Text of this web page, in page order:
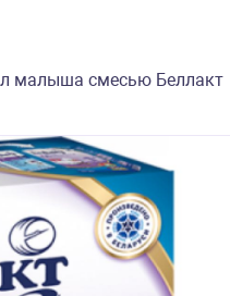
малыша смесью Беллакт